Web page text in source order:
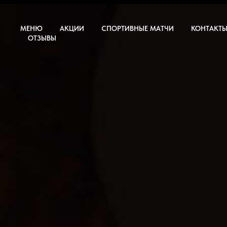
МЕНЮ АКЦИИ СПОРТИВНЫЕ МАТЧИ
КОНТАКТЫ
ОТЗЫВЫ